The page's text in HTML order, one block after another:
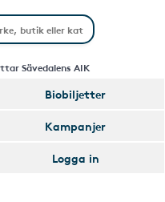
Sävedalens AIK
Biobiljetter
Kampanjer
Logga in